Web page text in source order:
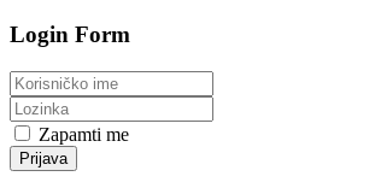
Login Form
Zapamti me
Prijava